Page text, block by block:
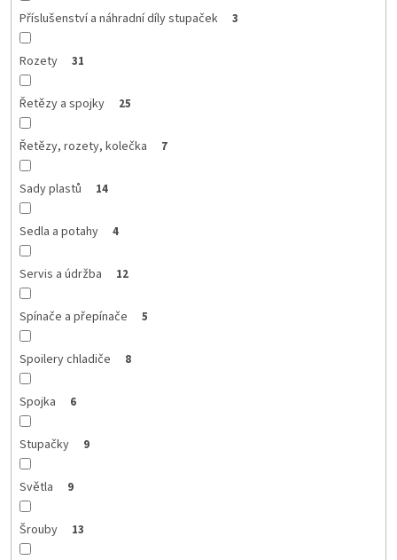
Příslušenství a náhradní díly stupaček 3
Rozety 31
Řetězy a spojky 25
Řetězy, rozety, kolečka 7
Sady plastů 14
Sedla a potahy 4
Servis a údržba 12
Spínače a přepínače 5
Spoilery chladiče 8
Spojka 6
Stupačky 9
Světla 9
Šrouby 13